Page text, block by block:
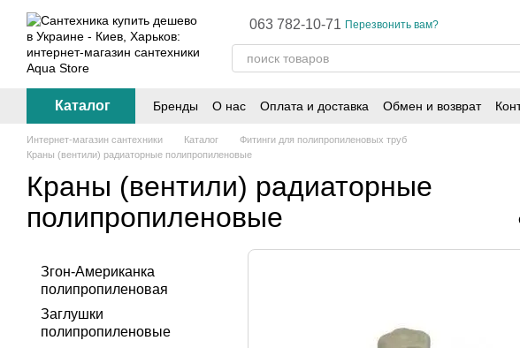
Перейти к основному контенту
063 782-10-71 Перезвонить вам?
Каталог Бренды О нас Оплата и доставка Обмен и возврат
Интернет-магазин сантехники Каталог
Фитинги для полипропиленовых труб
Краны (вентили) радиаторные полипропиленовые
Краны (вентили) радиаторные
полипропиленовые
Згон-Американка
полипропиленовая
Заглушки
полипропиленовые